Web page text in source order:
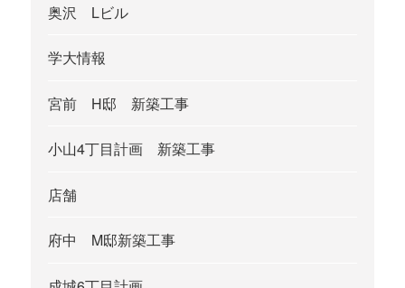
奥沢 Lビル
学大情報
宮前 H邸 新築工事
小山4丁目計画 新築工事
店舗
府中 M邸新築工事